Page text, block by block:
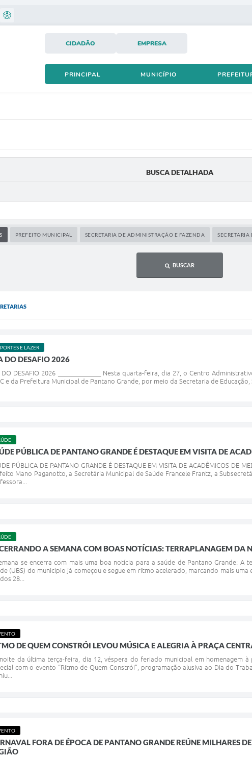
CIDADÃO EMPRESA
PRINCIPAL MUNICÍPIO
BUSCA DETALHADA
PREFEITO MUNICIPAL SECRETARIA DE ADMINISTRAÇÃO E FAZENDA SECRETARIA
BUSCAR
E LAZER
DO DESAFIO 2026
DO DESAFIO 2026 ______________ Nesta quarta-feira, dia 27, o Centro
e da Prefeitura Municipal de Pantano Grande, por meio da Secretaria de
PÚBLICA DE PANTANO GRANDE É DESTAQUE EM VISITA DE
PÚBLICA DE PANTANO GRANDE É DESTAQUE EM VISITA DE ACADÊMICOS
Mano Paganotto, a Secretária Municipal de Saúde Francele Frantz, a
A SEMANA COM BOAS NOTÍCIAS: TERRAPLANAGEM DA
se encerra com mais uma boa notícia para a saúde de Pantano Grande: A
(UBS) do município já começou e segue em ritmo acelerado, marcando mais
28...
DE QUEM CONSTRÓI LEVOU MÚSICA E ALEGRIA À PRAÇA
da última terça-feira, dia 12, véspera do feriado municipal em homenagem
com o evento “Ritmo de Quem Constrói”, programação alusiva ao Dia do
FORA DE ÉPOCA DE PANTANO GRANDE REÚNE MILHARES